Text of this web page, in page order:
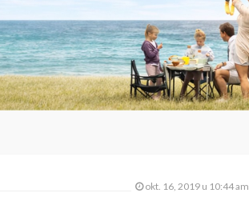
okt. 16, 2019 u 10:44 am